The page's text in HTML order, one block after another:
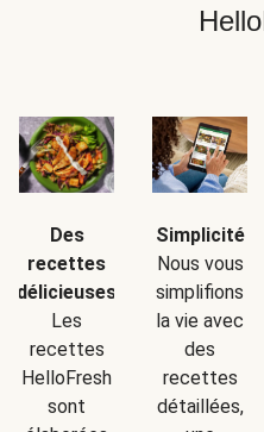
Des
recettes
délicieuses
Les
recettes
HelloFresh
sont
Simplicité
Nous vous
simplifions
la vie avec
des
recettes
détaillées,